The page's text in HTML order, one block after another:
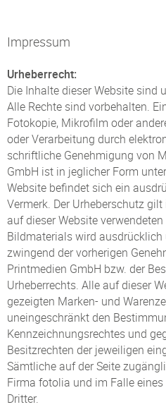
Impressum
Urheberrecht:
Die Inhalte dieser Website sind
Alle Rechte sind vorbehalten.
Fotokopie, Mikrofilm oder
oder Verarbeitung durch
schriftliche Genehmigung von
GmbH ist in jeglicher Form
Website befindet sich ein
Vermerk. Der Urheberschutz
auf dieser Website
Bildmaterials wird
zwingend der vorherigen
Printmedien GmbH bzw. der
Urheberrechts. Alle auf dieser
gezeigten Marken- und
uneingeschränkt den
Kennzeichnungsrechtes und
Besitzrechten der jeweiligen
Sämtliche auf der Seite
Firma fotolia und im Falle
Dritter.